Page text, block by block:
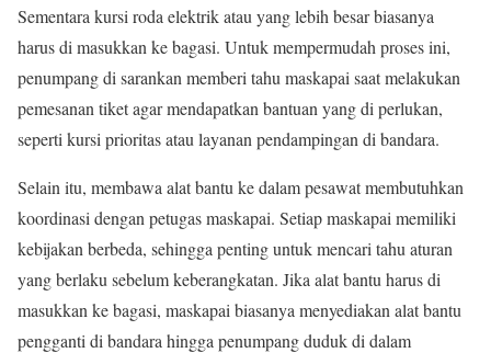
Sementara kursi roda elektrik atau yang lebih besar biasanya
harus di masukkan ke bagasi. Untuk mempermudah proses ini,
penumpang di sarankan memberi tahu maskapai saat melakukan
pemesanan tiket agar mendapatkan bantuan yang di perlukan,
seperti kursi prioritas atau layanan pendampingan di bandara.
Selain itu, membawa alat bantu ke dalam pesawat membutuhkan
koordinasi dengan petugas maskapai. Setiap maskapai memiliki
kebijakan berbeda, sehingga penting untuk mencari tahu aturan
yang berlaku sebelum keberangkatan. Jika alat bantu harus di
masukkan ke bagasi, maskapai biasanya menyediakan alat bantu
pengganti di bandara hingga penumpang duduk di dalam